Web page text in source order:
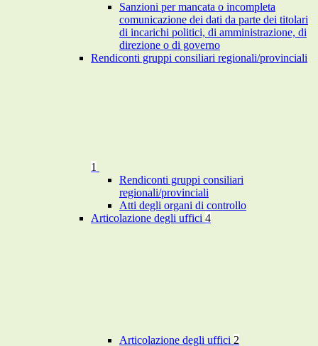
Sanzioni per mancata o incompleta
comunicazione dei dati da parte dei titolari
di incarichi politici, di amministrazione, di
direzione o di governo
Rendiconti gruppi consiliari regionali/provinciali
1
Rendiconti gruppi consiliari
regionali/provinciali
Atti degli organi di controllo
Articolazione degli uffici 4
Articolazione degli uffici 2